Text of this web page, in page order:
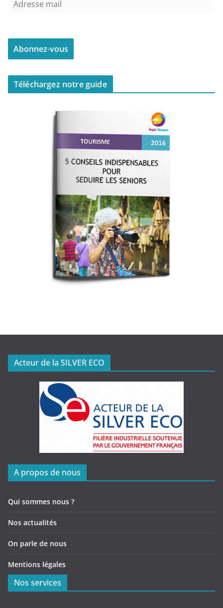
Téléchargez notre guide
Acteur de la SILVER ECO
A propos de nous
Qui sommes nous ?
Nos actualités
On parle de nous
Mentions légales
Nos services